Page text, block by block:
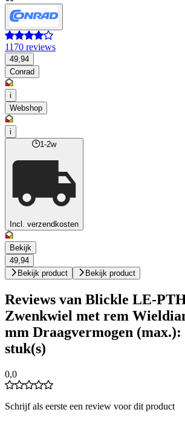
1170 reviews
49,94
Conrad
i
Webshop
i
1-2w
Incl. verzendkosten
Bekijk
49,94
Bekijk product
Bekijk product
Reviews van Blickle LE-
Zwenkwiel met rem
mm Draagvermogen (max.):
stuk(s)
0,0
Schrijf als eerste een review voor dit product